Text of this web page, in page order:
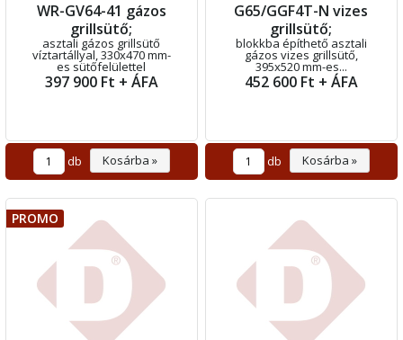
WR-GV64-41 gázos
grillsütő;
asztali gázos grillsütő
víztartállyal, 330x470 mm-
es sütőfelülettel
397 900 Ft + ÁFA
db Kosárba »
G65/GGF4T-N vizes
grillsütő;
blokkba építhető asztali
gázos vizes grillsütő,
395x520 mm-es...
452 600 Ft + ÁFA
db Kosárba »
PROMO